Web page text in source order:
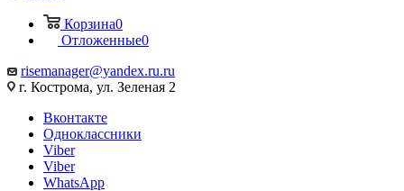
Корзина0
Отложенные0
risemanager@yandex.ru.ru
г. Кострома, ул. Зеленая 2
Вконтакте
Одноклассники
Viber
Viber
WhatsApp